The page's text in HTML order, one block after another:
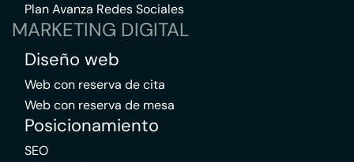
Plan Avanza Redes Sociales
MARKETING DIGITAL
Diseño web
Web con reserva de cita
Web con reserva de mesa
Posicionamiento
SEO